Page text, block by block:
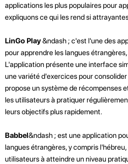
applications les plus populaires pour
expliquons ce qui les rend si
LinGo Play&ndash ; c'est l'une des
pour apprendre les langues
L'application présente une interface
une variété d'exercices pour
propose un système de récompenses
les utilisateurs à pratiquer
leurs objectifs plus rapidement.
Babbel&ndash ; est une application
langues étrangères, y compris l'hébreu,
utilisateurs à atteindre un niveau